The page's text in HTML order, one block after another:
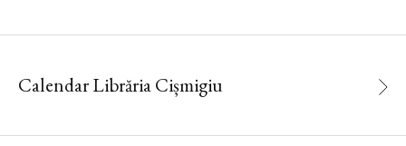
Calendar Librăria Cișmigiu